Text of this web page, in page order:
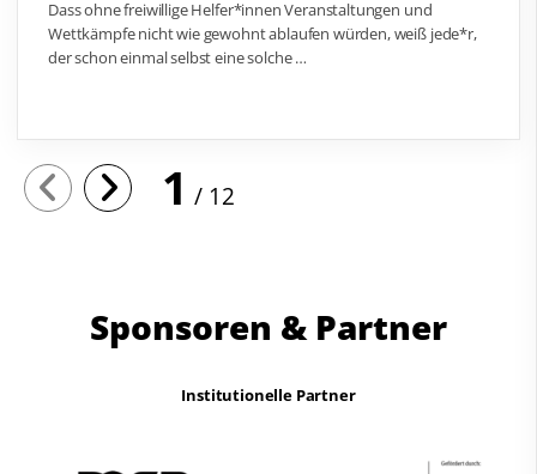
Dass ohne freiwillige Helfer*innen Veranstaltungen und
Wettkämpfe nicht wie gewohnt ablaufen würden, weiß jede*r,
der schon einmal selbst eine solche …
1 12
Sponsoren & Partner
Institutionelle Partner